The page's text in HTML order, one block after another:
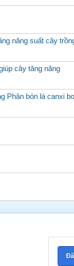
năng suất cây
cây tăng năng
Phân bón lá canxi